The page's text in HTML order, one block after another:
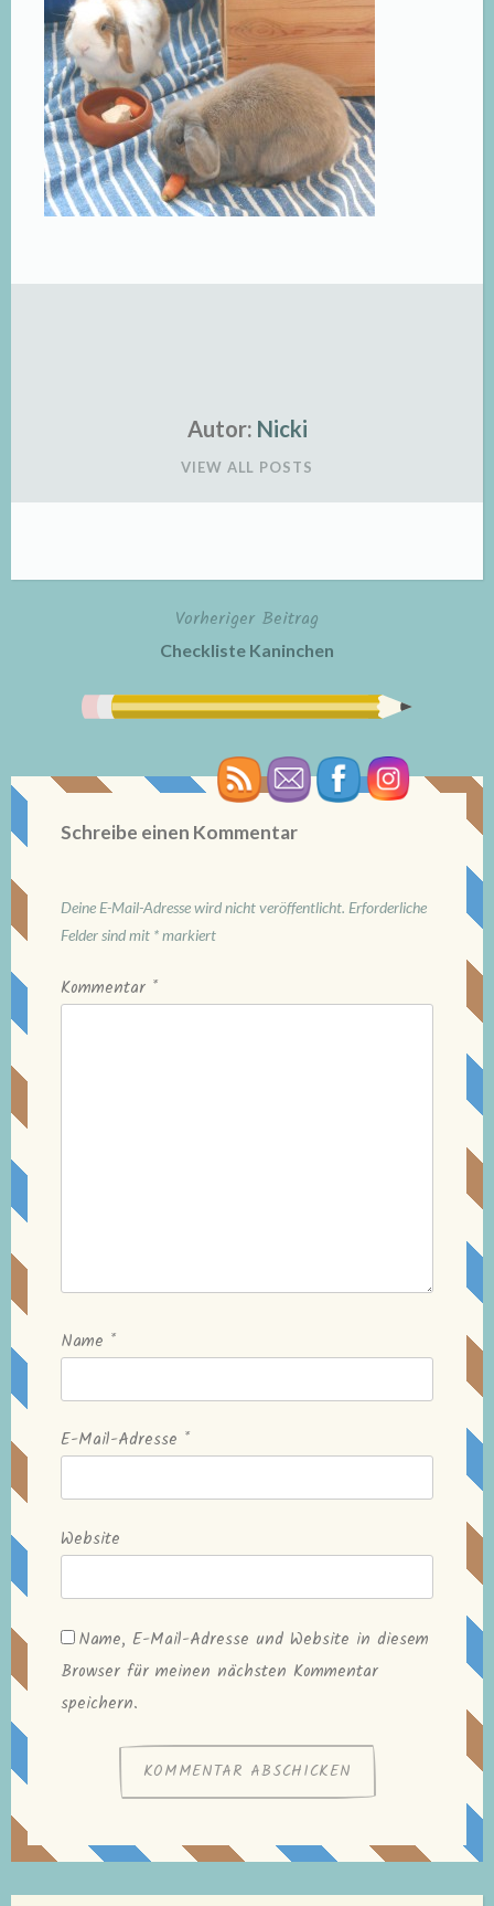
Autor: Nicki
VIEW ALL POSTS
BeitragsnavigationVorheriger Beitrag
Checkliste Kaninchen
Schreibe einen Kommentar
Deine E-Mail-Adresse wird nicht veröffentlicht. Erforderliche
Felder sind mit *markiert
Kommentar *
Name *
E-Mail-Adresse *
Website
Name, E-Mail-Adresse und Website in diesem
Browser für meinen nächsten Kommentar
speichern.